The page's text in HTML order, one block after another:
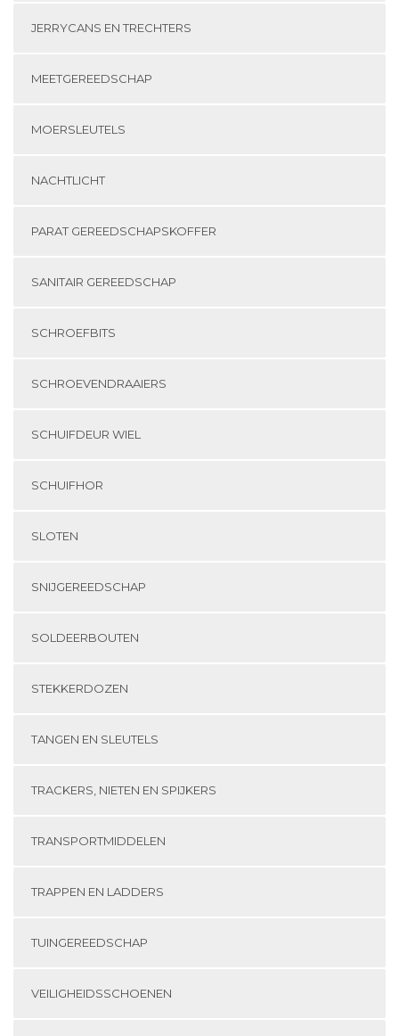
JERRYCANS EN TRECHTERS
MEETGEREEDSCHAP
MOERSLEUTELS
NACHTLICHT
PARAT GEREEDSCHAPSKOFFER
SANITAIR GEREEDSCHAP
SCHROEFBITS
SCHROEVENDRAAIERS
SCHUIFDEUR WIEL
SCHUIFHOR
SLOTEN
SNIJGEREEDSCHAP
SOLDEERBOUTEN
STEKKERDOZEN
TANGEN EN SLEUTELS
TRACKERS, NIETEN EN SPIJKERS
TRANSPORTMIDDELEN
TRAPPEN EN LADDERS
TUINGEREEDSCHAP
VEILIGHEIDSSCHOENEN